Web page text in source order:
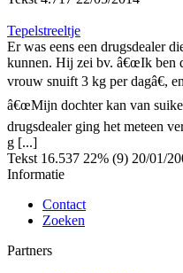
Tepelstreeltje
Er was eens een drugsdealer
kunnen. Hij zei bv. â€œIk ben
vrouw snuift 3 kg per dagâ€,
â€œMijn dochter kan van
drugsdealer ging het meteen
g [...]
Tekst 16.537 22% (9) 20/01/
Informatie
Contact
Zoeken
Partners